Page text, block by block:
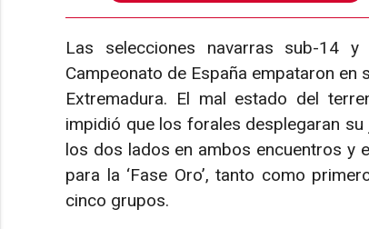
Las selecciones navarras sub-14
Campeonato de España empataron
Extremadura. El mal estado del
impidió que los forales desplegaran
los dos lados en ambos encuentros y
para la ‘Fase Oro’, tanto como
cinco grupos.